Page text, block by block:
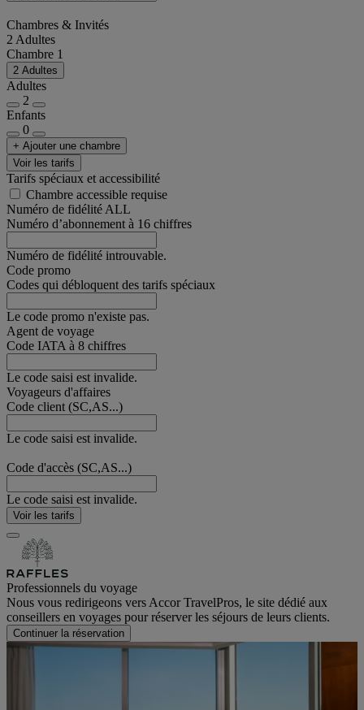
Chambres & Invités
2 Adultes
Chambre 1
2 Adultes
Adultes
2
Enfants
0
+ Ajouter une chambre
Voir les tarifs
Tarifs spéciaux et accessibilité
Chambre accessible requise
Numéro de fidélité ALL
Numéro d’abonnement à 16 chiffres
Numéro de fidélité introuvable.
Code promo
Codes qui débloquent des tarifs spéciaux
Le code promo n'existe pas.
Agent de voyage
Code IATA à 8 chiffres
Le code saisi est invalide.
Voyageurs d'affaires
Code client (SC,AS...)
Le code saisi est invalide.
Code d'accès (SC,AS...)
Le code saisi est invalide.
Voir les tarifs
Professionnels du voyage
Nous vous redirigeons vers Accor TravelPros, le site dédié aux
conseillers en voyages pour réserver les séjours de leurs clients.
Continuer la réservation